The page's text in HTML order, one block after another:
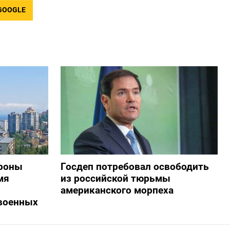
Госдеп потребовал освободить
из российской тюрьмы
американского морпеха